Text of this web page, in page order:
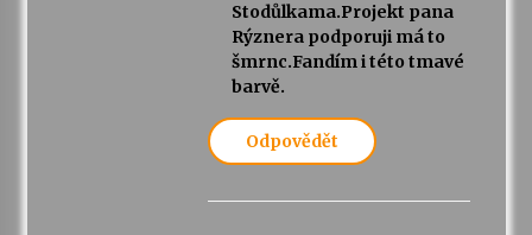
Stodůlkama.Projekt pana
Rýznera podporuji má to
šmrnc.Fandím i této tmavé
barvě.
Odpovědět